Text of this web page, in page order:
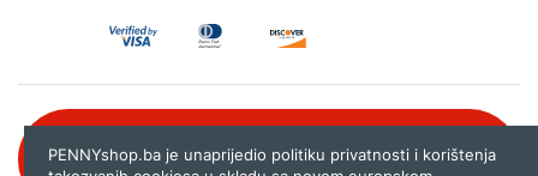
PENNYshop.ba je unaprijedio politiku privatnosti i korištenja